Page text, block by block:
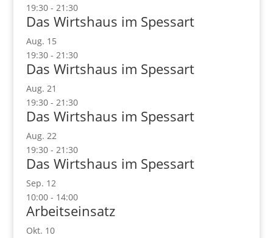
19:30- 21:30
Das Wirtshaus im Spessart
Aug. 15
19:30- 21:30
Das Wirtshaus im Spessart
Aug. 21
19:30- 21:30
Das Wirtshaus im Spessart
Aug. 22
19:30- 21:30
Das Wirtshaus im Spessart
Sep. 12
10:00- 14:00
Arbeitseinsatz
Okt. 10